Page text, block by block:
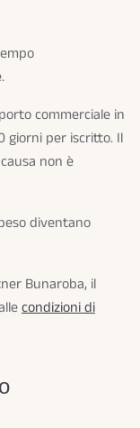
commerciale in
giorni per iscritto. Il
non è
diventano
Bunaroba, il
condizioni di